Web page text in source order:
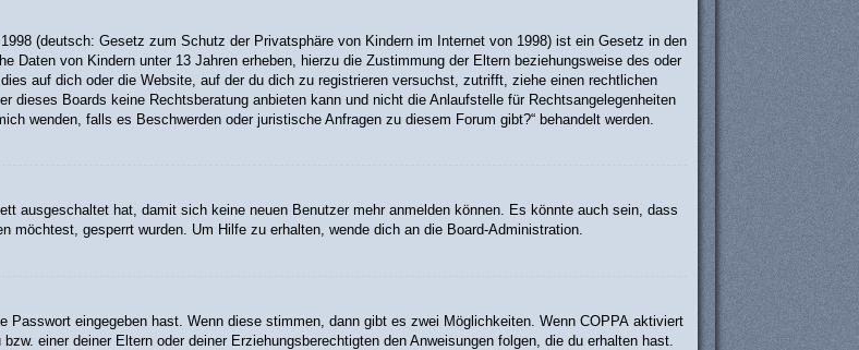
(deutsch: Gesetz zum Schutz der Privatsphäre von Kindern im Internet von 1998) ist ein Gesetz in den
Daten von Kindern unter 13 Jahren erheben, hierzu die Zustimmung der Eltern beziehungsweise des oder
auf dich oder die Website, auf der du dich zu registrieren versuchst, zutrifft, ziehe einen rechtlichen
Boards keine Rechtsberatung anbieten kann und nicht die Anlaufstelle für Rechtsangelegenheiten
wenden, falls es Beschwerden oder juristische Anfragen zu diesem Forum gibt?“ behandelt werden.
ausgeschaltet hat, damit sich keine neuen Benutzer mehr anmelden können. Es könnte auch sein, dass
möchtest, gesperrt wurden. Um Hilfe zu erhalten, wende dich an die Board-Administration.
Passwort eingegeben hast. Wenn diese stimmen, dann gibt es zwei Möglichkeiten. Wenn COPPAaktiviert
einer deiner Eltern oder deiner Erziehungsberechtigten den Anweisungen folgen, die du erhalten hast.